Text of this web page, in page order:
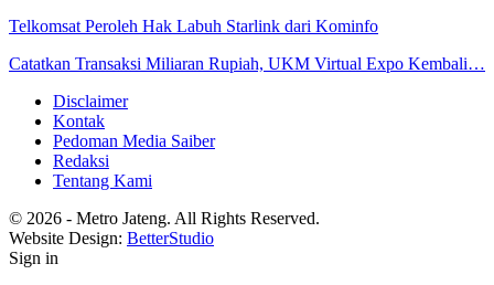
Telkomsat Peroleh Hak Labuh Starlink dari Kominfo
Catatkan Transaksi Miliaran Rupiah, UKM Virtual Expo Kembali…
Disclaimer
Kontak
Pedoman Media Saiber
Redaksi
Tentang Kami
© 2026 - Metro Jateng. All Rights Reserved.
Website Design: BetterStudio
Sign in